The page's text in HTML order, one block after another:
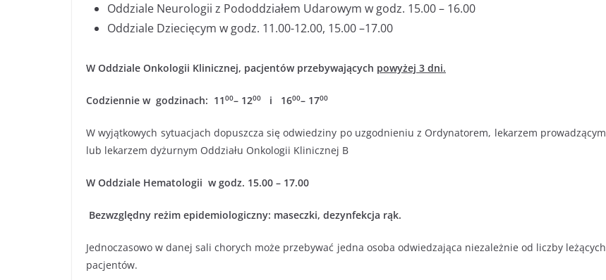
Oddziale Neurologii z Pododdziałem Udarowym w godz. 15.00 – 16.00
Oddziale Dziecięcym w godz. 11.00-12.00, 15.00 –17.00
W Oddziale Onkologii Klinicznej, pacjentów przebywających powyżej 3 dni.
Codziennie w godzinach: 1100– 1200 i 1600– 1700
W wyjątkowych sytuacjach dopuszcza się odwiedziny po uzgodnieniu z Ordynatorem, lekarzem prowadzącym
lub lekarzem dyżurnym Oddziału Onkologii Klinicznej B
W Oddziale Hematologii w godz. 15.00 – 17.00
Bezwzględny reżim epidemiologiczny: maseczki, dezynfekcja rąk.
Jednoczasowo w danej sali chorych może przebywać jedna osoba odwiedzająca niezależnie od liczby leżących
pacjentów.